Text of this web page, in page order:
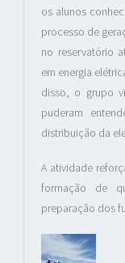
os alunos
processo de
no reservatório
em energia
disso, o grupo
puderam
distribuição da
A atividade
formação de
preparação dos